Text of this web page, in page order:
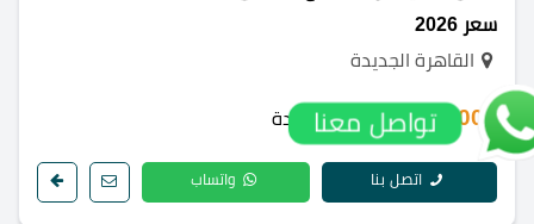
سعر 2026
القاهرة الجديدة
12,000,000 ج.م / الوحدة
اتصل بنا واتساب
تواصل معنا